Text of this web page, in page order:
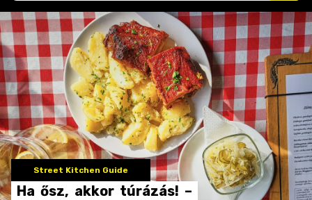
Street Kitchen Guide
Ha ősz, akkor túrázás! –